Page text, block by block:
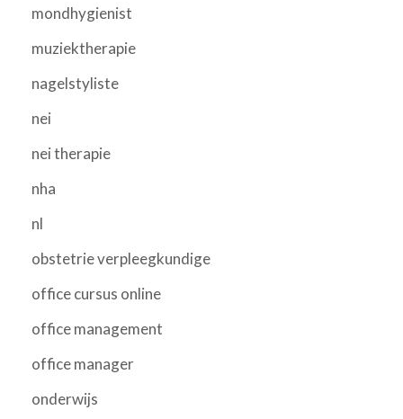
mondhygienist
muziektherapie
nagelstyliste
nei
nei therapie
nha
nl
obstetrie verpleegkundige
office cursus online
office management
office manager
onderwijs